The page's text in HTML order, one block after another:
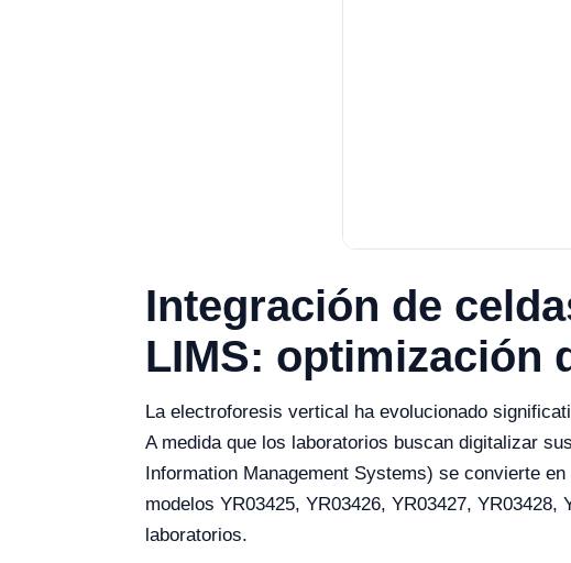
Integración de
LIMS: optimización
La electroforesis vertical ha evolucionado
A medida que los laboratorios buscan digitalizar
Information Management Systems) se convierte
modelos YR03425, YR03426, YR03427,
laboratorios.